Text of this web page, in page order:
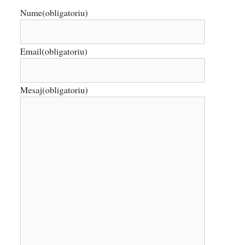
Nume(obligatoriu)
Email(obligatoriu)
Mesaj(obligatoriu)